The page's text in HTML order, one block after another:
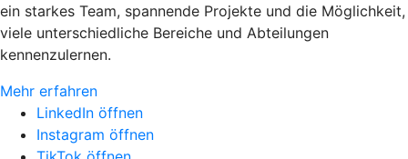
ein starkes Team, spannende Projekte und die Möglichkeit,
viele unterschiedliche Bereiche und Abteilungen
kennenzulernen.
Mehr erfahren
LinkedIn öffnen
Instagram öffnen